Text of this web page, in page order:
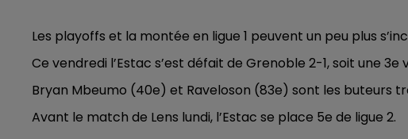
Les playoffs et la montée en ligue 1 peuvent un peu plus
Ce vendredi l’Estac s’est défait de Grenoble 2-1, soit une
Bryan Mbeumo (40e) et Raveloson (83e) sont les buteurs
Avant le match de Lens lundi, l’Estac se place 5e de ligue 2.